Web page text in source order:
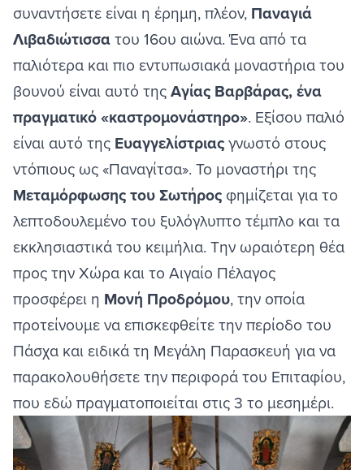
συναντήσετε είναι η έρημη, πλέον, Παναγιά
Λιβαδιώτισσατου 16ου αιώνα. Ένα από τα
παλιότερα και πιο εντυπωσιακά μοναστήρια του
βουνού είναι αυτό τηςΑγίας Βαρβάρας, ένα
πραγματικό «καστρομονάστηρο». Εξίσου παλιό
είναι αυτό της Ευαγγελίστριαςγνωστό στους
ντόπιους ως «Παναγίτσα». Το μοναστήρι της
Μεταμόρφωσης του Σωτήρος φημίζεται για το
λεπτοδουλεμένο του ξυλόγλυπτο τέμπλο και τα
εκκλησιαστικά του κειμήλια. Την ωραιότερη θέα
προς την Χώρα και το Αιγαίο Πέλαγος
προσφέρει η Μονή Προδρόμου, την οποία
προτείνουμε να επισκεφθείτε την περίοδο του
Πάσχα και ειδικά τη Μεγάλη Παρασκευή για να
παρακολουθήσετε την περιφορά του Επιταφίου,
που εδώ πραγματοποιείται στις 3 το μεσημέρι.